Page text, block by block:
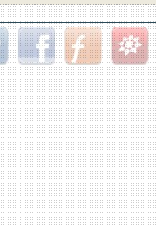
Facebook Furl StudiVZ